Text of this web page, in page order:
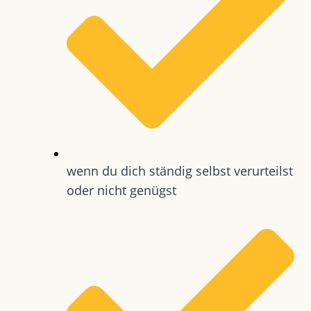
wenn du dich ständig selbst verurteilst
oder nicht genügst